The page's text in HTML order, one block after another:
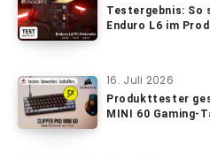
Testergebnis: So
Enduro L6 im
16. Juli 2026
Produkttester
MINI 60 Gaming-